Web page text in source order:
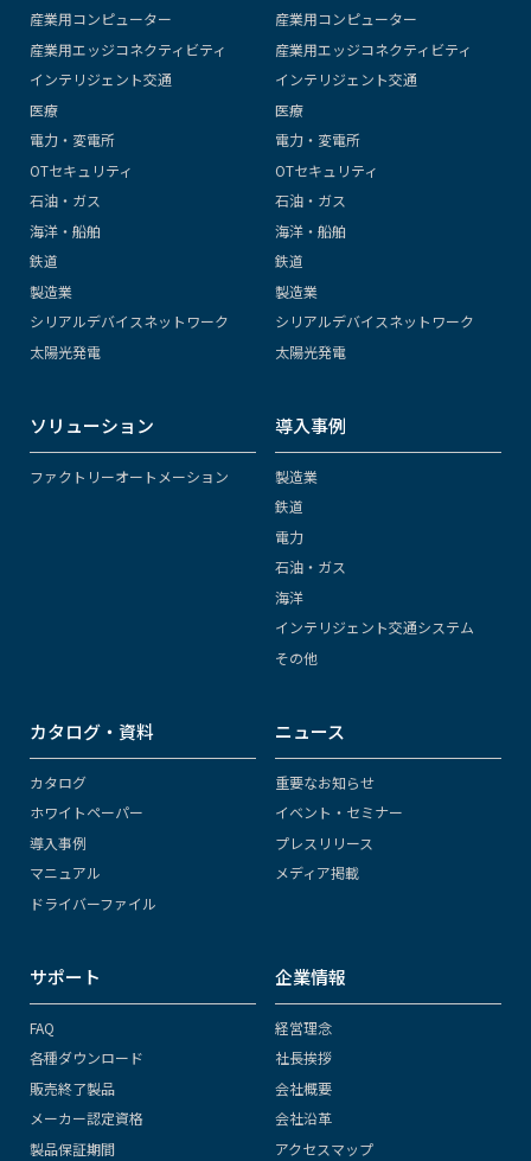
産業用コンピューター
産業用エッジコネクティビティ
インテリジェント交通
医療
電力・変電所
OTセキュリティ
石油・ガス
海洋・船舶
鉄道
製造業
シリアルデバイスネットワーク
太陽光発電
産業用コンピューター
産業用エッジコネクティビティ
インテリジェント交通
医療
電力・変電所
OTセキュリティ
石油・ガス
海洋・船舶
鉄道
製造業
シリアルデバイスネットワーク
太陽光発電
ソリューション
ファクトリーオートメーション
導入事例
製造業
鉄道
電力
石油・ガス
海洋
インテリジェント交通システム
その他
カタログ・資料
カタログ
ホワイトペーパー
導入事例
マニュアル
ドライバーファイル
ニュース
重要なお知らせ
イベント・セミナー
プレスリリース
メディア掲載
サポート
FAQ
各種ダウンロード
販売終了製品
メーカー認定資格
製品保証期間
企業情報
経営理念
社長挨拶
会社概要
会社沿革
アクセスマップ